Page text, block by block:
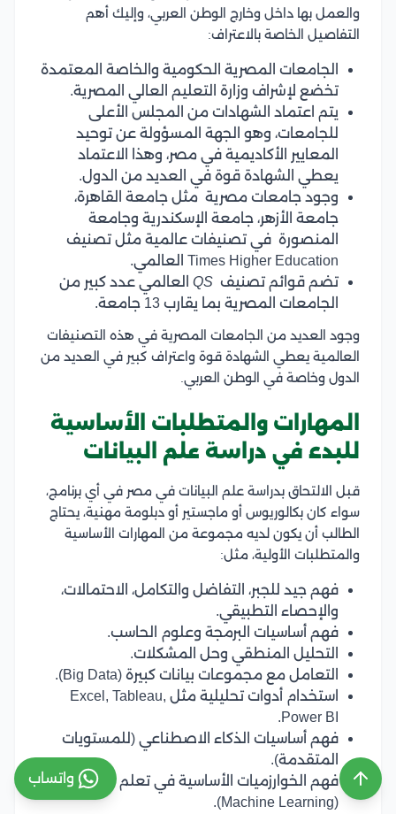
والعمل بها داخل وخارج الوطن العربي، وإليك أهم
التفاصيل الخاصة بالاعتراف:
الجامعات المصرية الحكومية والخاصة المعتمدة
تخضع لإشراف وزارة التعليم العالي المصرية.
يتم اعتماد الشهادات من المجلس الأعلى
للجامعات، وهو الجهة المسؤولة عن توحيد
المعايير الأكاديمية في مصر، وهذا الاعتماد
يعطي الشهادة قوة في العديد من الدول.
وجود جامعات مصرية مثل جامعة القاهرة،
جامعة الأزهر، جامعة الإسكندرية وجامعة
المنصورة في تصنيفات عالمية مثل تصنيف
Times Higher Education العالمي.
تضم قوائم تصنيف QS العالمي عدد كبير من
الجامعات المصرية بما يقارب 13 جامعة.
وجود العديد من الجامعات المصرية في هذه التصنيفات
العالمية يعطي الشهادة قوة واعتراف كبير في العديد من
الدول وخاصة في الوطن العربي.
المهارات والمتطلبات الأساسية
للبدء في دراسة علم البيانات
قبل الالتحاق بدراسة علم البيانات في مصر في أي برنامج،
سواء كان بكالوريوس أو ماجستير أو دبلومة مهنية، يحتاج
الطالب أن يكون لديه مجموعة من المهارات الأساسية
والمتطلبات الأولية، مثل:
فهم جيد للجبر، التفاضل والتكامل، الاحتمالات،
والإحصاء التطبيقي.
فهم أساسيات البرمجة وعلوم الحاسب.
التحليل المنطقي وحل المشكلات.
التعامل مع مجموعات بيانات كبيرة (Big Data).
استخدام أدوات تحليلية مثل Excel, Tableau,
Power BI.
فهم أساسيات الذكاء الاصطناعي (للمستويات
المتقدمة).
فهم الخوارزميات الأساسية في تعلم الآلة
(Machine Learning).
واتساب